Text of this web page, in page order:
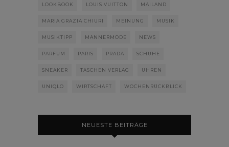
LOOKBOOK LOUIS VUITTON MAILAND
MARIA GRAZIA CHIURI MEINUNG MUSIK
MUSIKTIPP MÄNNERMODE NEWS
PARFUM PARIS PRADA SCHUHE
SNEAKER TASCHEN VERLAG UHREN
UNIQLO WIRTSCHAFT WOCHENRÜCKBLICK
NEUESTE BEITRÄGE